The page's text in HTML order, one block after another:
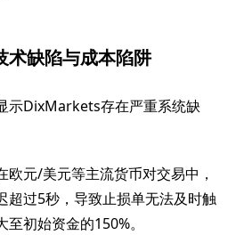
术缺陷与成本陷阱
示DixMarkets存在严重系统缺
欧元/美元等主流货币对交易中，
超过5秒，导致止损单无法及时触
初始资金的150%。